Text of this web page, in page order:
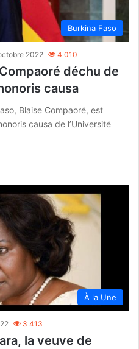
Burkina Faso
2022 4 010
déchu de
causa
Blaise Compaoré, est
causa de l’Université
À la Une
3 413
la veuve de